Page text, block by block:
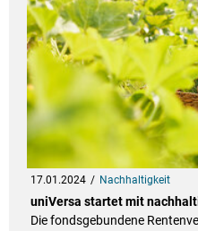
17.01.2024 Nachhaltigkeit
uniVersa startet mit
Die fondsgebundene